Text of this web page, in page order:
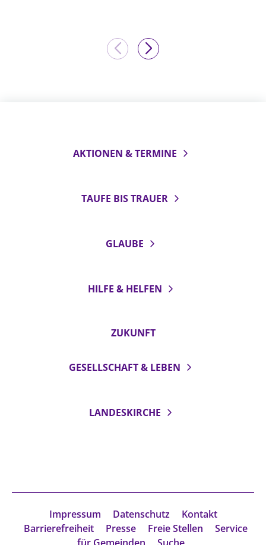
AKTIONEN & TERMINE
TAUFE BIS TRAUER
GLAUBE
HILFE & HELFEN
ZUKUNFT
GESELLSCHAFT & LEBEN
LANDESKIRCHE
Impressum Datenschutz
Kontakt
Barrierefreiheit
Presse Freie Stellen
Service